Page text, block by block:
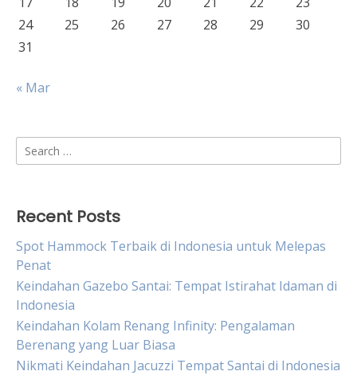
24
25 26 27 28 29
30
31
« Mar
Search
for:
Recent Posts
Spot Hammock Terbaik di Indonesia untuk Melepas
Penat
Keindahan Gazebo Santai: Tempat Istirahat Idaman di
Indonesia
Keindahan Kolam Renang Infinity: Pengalaman
Berenang yang Luar Biasa
Nikmati Keindahan Jacuzzi Tempat Santai di Indonesia